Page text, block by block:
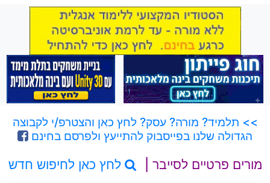
>> תלמיד? מורה? עסק? לחץ כאן והצטרפ/י לקבוצה
הגדולה שלנו בפייסבוק להתייעץ ולפרסם בחינם
מורים פרטיים לסייבר | לחץ כאן לחיפוש חדש